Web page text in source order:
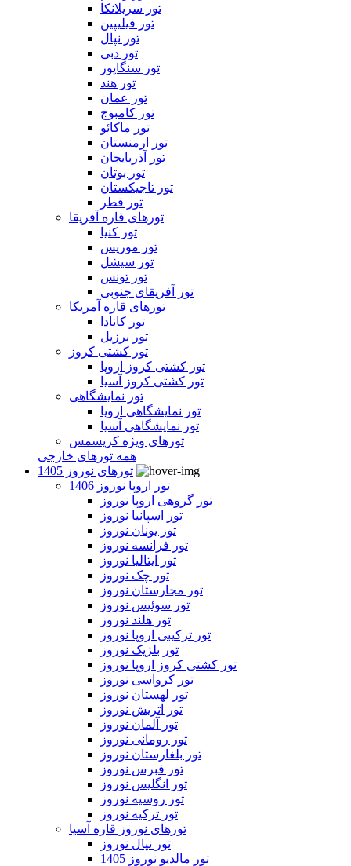
تور سریلانکا
تور فیلیپین
تور نپال
تور دبی
تور سنگاپور
تور هند
تور عمان
تور کامبوج
تور ماکائو
تور ارمنستان
تور آذربایجان
تور بوتان
تور تاجیکستان
تور قطر
تورهای قاره آفریقا
تور کنیا
تور موریس
تور سیشل
تور تونس
تور آفریقای جنوبی
تورهای قاره آمریکا
تور کانادا
تور برزیل
تور کشتی کروز
تور کشتی کروز اروپا
تور کشتی کروز آسیا
تور نمایشگاهی
تور نمایشگاهی اروپا
تور نمایشگاهی آسیا
تورهای ویژه کریسمس
همه تورهای خارجی
تورهای نوروز 1405
تور اروپا نوروز 1406
تور گروهی اروپا نوروز
تور اسپانیا نوروز
تور یونان نوروز
تور فرانسه نوروز
تور ایتالیا نوروز
تور چک نوروز
تور مجارستان نوروز
تور سوئیس نوروز
تور هلند نوروز
تور ترکیبی اروپا نوروز
تور بلژیک نوروز
تور کشتی کروز اروپا نوروز
تور کرواسی نوروز
تور لهستان نوروز
تور اتریش نوروز
تور آلمان نوروز
تور رومانی نوروز
تور بلغارستان نوروز
تور قبرس نوروز
تور انگلیس نوروز
تور روسیه نوروز
تور ترکیه نوروز
تورهای نوروز قاره آسیا
تور نپال نوروز
تور مالدیو نوروز 1405